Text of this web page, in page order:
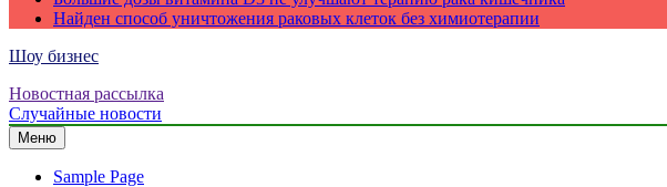
Найден способ уничтожения раковых клеток без химиотерапии
Шоу бизнес
Новостная рассылка
Случайные новости
Меню
Sample Page